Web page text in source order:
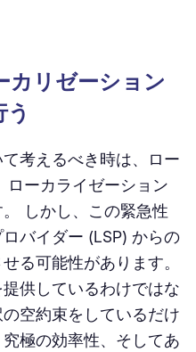
カリゼーション
考えるべき時は、ロー
ローカライゼーション
しかし、この緊急性
バイダー (LSP) からの
る可能性があります。
供しているわけではな
空約束をしているだけ
極の効率性、そしてあ